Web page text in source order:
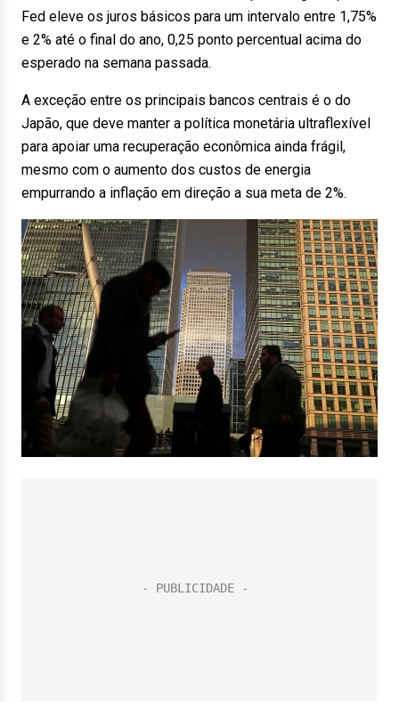
Fed eleve os juros básicos para um intervalo entre 1,75%
e 2% até o final do ano, 0,25 ponto percentual acima do
esperado na semana passada.
A exceção entre os principais bancos centrais é o do
Japão, que deve manter a política monetária ultraflexível
para apoiar uma recuperação econômica ainda frágil,
mesmo com o aumento dos custos de energia
empurrando a inflação em direção a sua meta de 2%.